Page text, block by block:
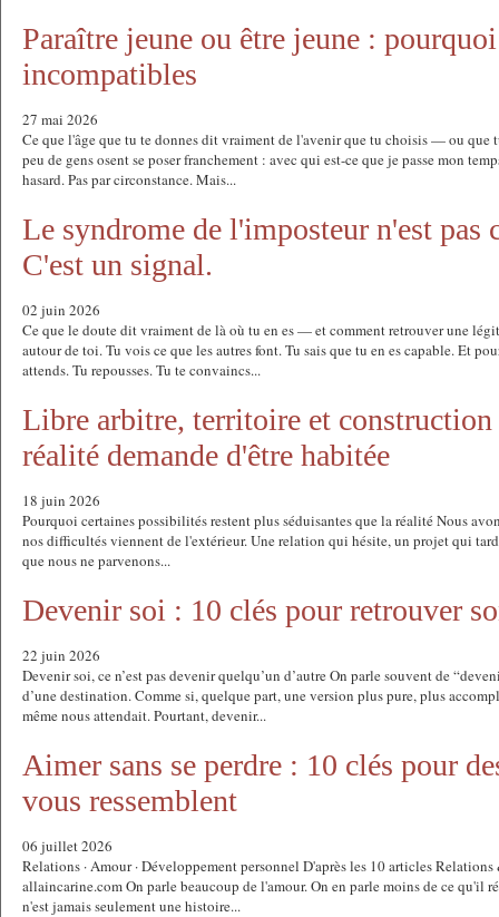
Paraître jeune ou être jeune :
incompatibles
27 mai 2026
Ce que l'âge que tu te donnes dit vraiment de l'avenir que tu choisis — ou que
peu de gens osent se poser franchement : avec qui est-ce que je passe mon
hasard. Pas par circonstance. Mais...
Le syndrome de l'imposteur n'est pas
C'est un signal.
02 juin 2026
Ce que le doute dit vraiment de là où tu en es — et comment retrouver une
autour de toi. Tu vois ce que les autres font. Tu sais que tu en es capable. Et
attends. Tu repousses. Tu te convaincs...
Libre arbitre, territoire et construction
réalité demande d'être habitée
18 juin 2026
Pourquoi certaines possibilités restent plus séduisantes que la réalité Nous
nos difficultés viennent de l'extérieur. Une relation qui hésite, un projet qui
que nous ne parvenons...
Devenir soi : 10 clés pour retrouver
22 juin 2026
Devenir soi, ce n’est pas devenir quelqu’un d’autre On parle souvent de
d’une destination. Comme si, quelque part, une version plus pure, plus
même nous attendait. Pourtant, devenir...
Aimer sans se perdre : 10 clés pour
vous ressemblent
06 juillet 2026
Relations · Amour · Développement personnel D'après les 10 articles
allaincarine.com On parle beaucoup de l'amour. On en parle moins de ce qu'il
n'est jamais seulement une histoire...